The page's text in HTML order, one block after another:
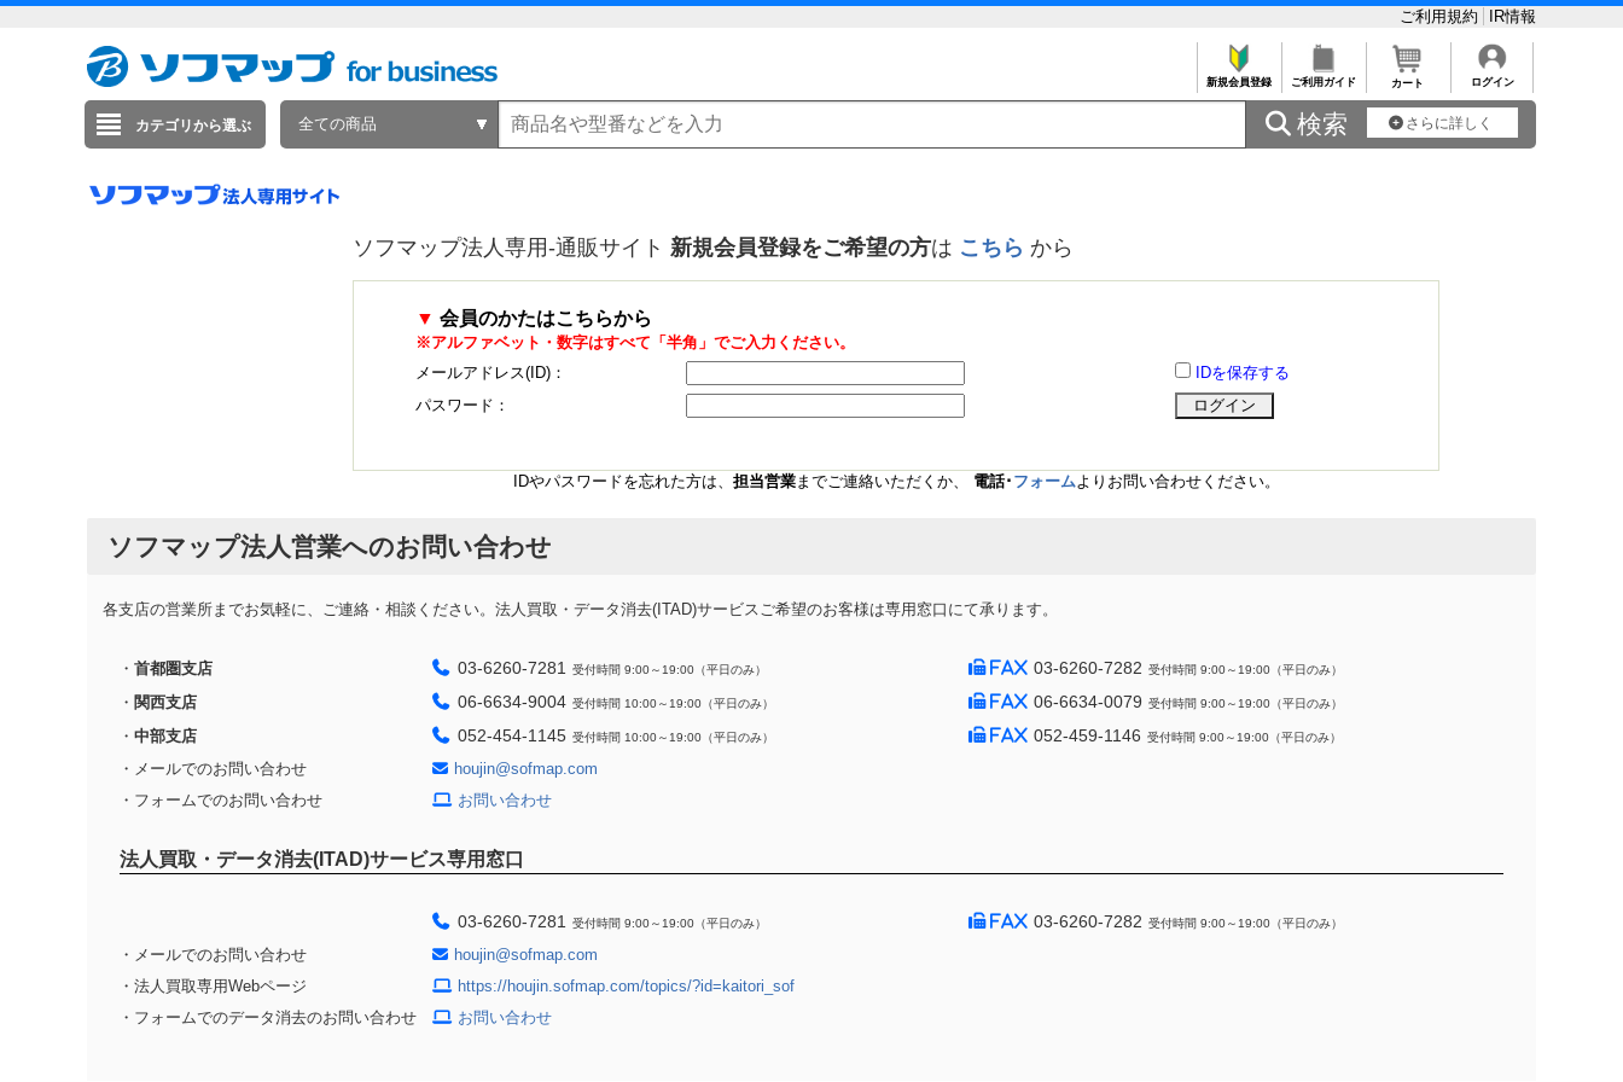
ご利用規約 IR情報
新規会員登録 ご利用ガイド カート ログイン
カテゴリから選ぶ 全ての商品  検索 さらに詳しく
ソフマップ法人専用-通販サイト 新規会員登録をご希望の方は こちら から
▼ 会員のかたはこちらから
※アルファベット・数字はすべて「半角」でご入力ください。
メールアドレス(ID)：
IDを保存する
パスワード：
IDやパスワードを忘れた方は、 担当営業までご連絡いただくか、 電話･ フォームよりお問い合わせください。
ソフマップ法人営業へのお問い合わせ
各支店の営業所までお気軽に、ご連絡・相談ください。法人買取・データ消去(ITAD)サービスご希望のお客様は専用窓口にて承ります。
・ 首都圏支店 03-6260-7281 受付時間 9:00～19:00（平日のみ） 03-6260-7282 受付時間 9:00～19:00（平日のみ）
・ 関西支店 06-6634-9004 受付時間 10:00～19:00（平日のみ） 06-6634-0079 受付時間 9:00～19:00（平日のみ）
・ 中部支店 052-454-1145 受付時間 10:00～19:00（平日のみ） 052-459-1146 受付時間 9:00～19:00（平日のみ）
・メールでのお問い合わせ
houjin@sofmap.com
・フォームでのお問い合わせ
お問い合わせ
法人買取・データ消去(ITAD)サービス専用窓口
03-6260-7281 受付時間 9:00～19:00（平日のみ） 03-6260-7282 受付時間 9:00～19:00（平日のみ）
・メールでのお問い合わせ
houjin@sofmap.com
・法人買取専用Webページ
https://houjin.sofmap.com/topics/?id=kaitori_sof
・フォームでのデータ消去のお問い合わせ
お問い合わせ